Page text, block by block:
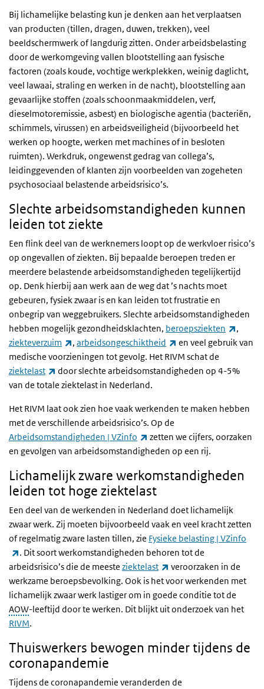
Bij lichamelijke belasting kun je denken aan het verplaatsen
van producten (tillen, dragen, duwen, trekken), veel
beeldschermwerk of langdurig zitten. Onder arbeidsbelasting
door de werkomgeving vallen blootstelling aan fysische
factoren (zoals koude, vochtige werkplekken, weinig daglicht,
veel lawaai, straling en werken in de nacht), blootstelling aan
gevaarlijke stoffen (zoals schoonmaakmiddelen, verf,
dieselmotoremissie, asbest) en biologische agentia (bacteriën,
schimmels, virussen) en arbeidsveiligheid (bijvoorbeeld het
werken op hoogte, werken met machines of in besloten
ruimten). Werkdruk, ongewenst gedrag van collega’s,
leidinggevenden of klanten zijn voorbeelden van zogeheten
psychosociaal belastende arbeidsrisico’s.
Slechte arbeidsomstandigheden kunnen
leiden tot ziekte
Een flink deel van de werknemers loopt op de werkvloer risico’s
op ongevallen of ziekten. Bij bepaalde beroepen treden er
meerdere belastende arbeidsomstandigheden tegelijkertijd
op. Denk hierbij aan werk aan de weg dat ’s nachts moet
gebeuren, fysiek zwaar is en kan leiden tot frustratie en
onbegrip van weggebruikers. Slechte arbeidsomstandigheden
hebben mogelijk gezondheidsklachten, beroepsziekten
,
ziekteverzuim
(externe link)
,arbeidsongeschiktheid (externe link)
en veel gebruik van
medische voorzieningen tot gevolg. Het RIVM schat de
ziektelast
(externe link)
door slechte arbeidsomstandigheden op 4-5%
van de totale ziektelast in Nederland.
Het RIVM laat ook zien hoe vaak werkenden te maken hebben
met de verschillende arbeidsrisico’s. Op de
Arbeidsomstandigheden | VZinfo
(externe link)
zetten we cijfers, oorzaken
en gevolgen van arbeidsomstandigheden op een rij.
Lichamelijk zware werkomstandigheden
leiden tot hoge ziektelast
Een deel van de werkenden in Nederland doet lichamelijk
zwaar werk. Zij moeten bijvoorbeeld vaak en veel kracht zetten
of regelmatig zware lasten tillen, zie Fysieke belasting | VZinfo
(externe link)
. Dit soort werkomstandigheden behoren tot de
arbeidsrisico’s die de meeste ziektelast (externe link)
veroorzaken in de
werkzame beroepsbevolking. Ook is het voor werkenden met
lichamelijk zwaar werk lastiger om in goede conditie tot de
AOW-leeftijd door te werken. Dit blijkt uit onderzoek van het
RIVM.
Thuiswerkers bewogen minder tijdens de
coronapandemie
Tijdens de coronapandemie veranderden de